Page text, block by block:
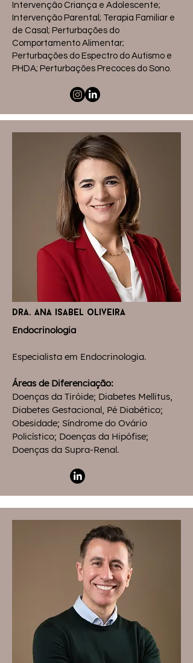
Intervenção Criança e Adolescente;
Intervenção Parental; Terapia Familiar e
de Casal; Perturbações do
Comportamento Alimentar;
Perturbações do Espectro do Autismo e
PHDA; Perturbações Precoces do Sono.
dra. ana isabel oliveira
Endocrinologia
Especialista em Endocrinologia.
Áreas de Diferenciação:
Doenças da Tiróide; Diabetes Mellitus,
Diabetes Gestacional, Pé Diabético;
Obesidade; Síndrome do Ovário
Policístico; Doenças da Hipófise;
Doenças da Supra-Renal.